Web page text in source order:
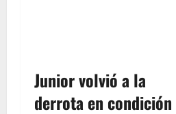
Junior volvió a la
derrota en condición